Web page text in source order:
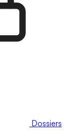
Dossiers